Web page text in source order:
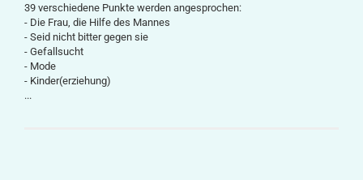
39 verschiedene Punkte werden angesprochen:
- Die Frau, die Hilfe des Mannes
- Seid nicht bitter gegen sie
- Gefallsucht
- Mode
- Kinder(erziehung)
...